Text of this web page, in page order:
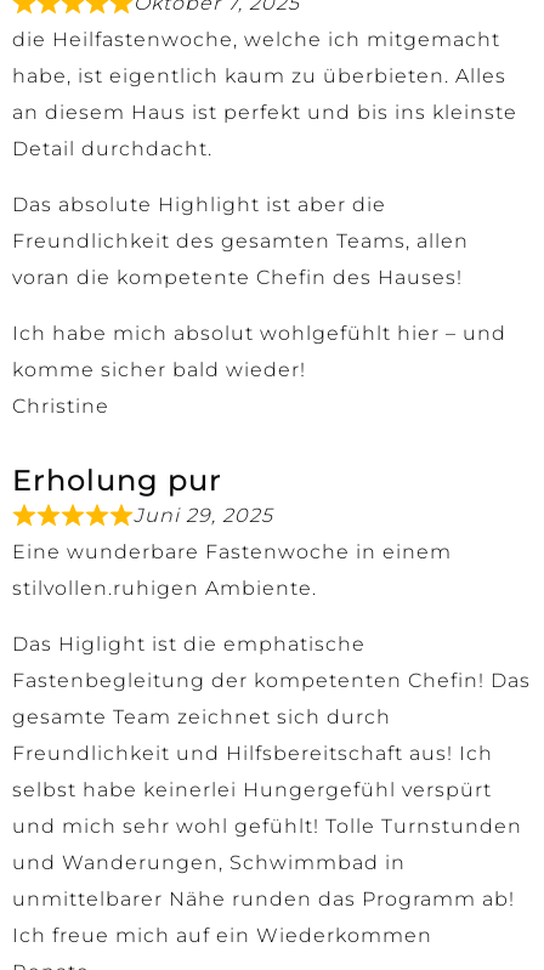
die Heilfastenwoche, welche ich mitgemacht
habe, ist eigentlich kaum zu überbieten. Alles
an diesem Haus ist perfekt und bis ins kleinste
Detail durchdacht.
Das absolute Highlight ist aber die
Freundlichkeit des gesamten Teams, allen
voran die kompetente Chefin des Hauses!
Ich habe mich absolut wohlgefühlt hier – und
komme sicher bald wieder!
Christine
Erholung pur
Juni 29, 2025
Eine wunderbare Fastenwoche in einem
stilvollen.ruhigen Ambiente.
Das Higlight ist die emphatische
Fastenbegleitung der kompetenten Chefin! Das
gesamte Team zeichnet sich durch
Freundlichkeit und Hilfsbereitschaft aus! Ich
selbst habe keinerlei Hungergefühl verspürt
und mich sehr wohl gefühlt! Tolle Turnstunden
und Wanderungen, Schwimmbad in
unmittelbarer Nähe runden das Programm ab!
Ich freue mich auf ein Wiederkommen